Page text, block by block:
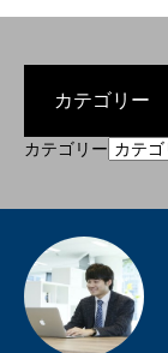
カテゴリー
カテゴリー